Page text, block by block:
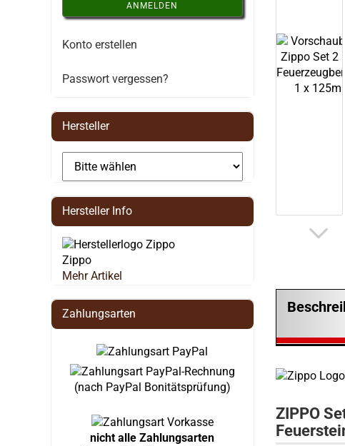
ZIPPO
ANMELDEN
Konto erstellen
Passwort vergessen?
Hersteller
Hersteller Info
Zippo
Mehr Artikel
Zahlungsarten
(nach PayPal Bonitätsprüfung)
nicht alle Zahlungsarten